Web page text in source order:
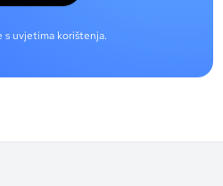
s uvjetima korištenja.